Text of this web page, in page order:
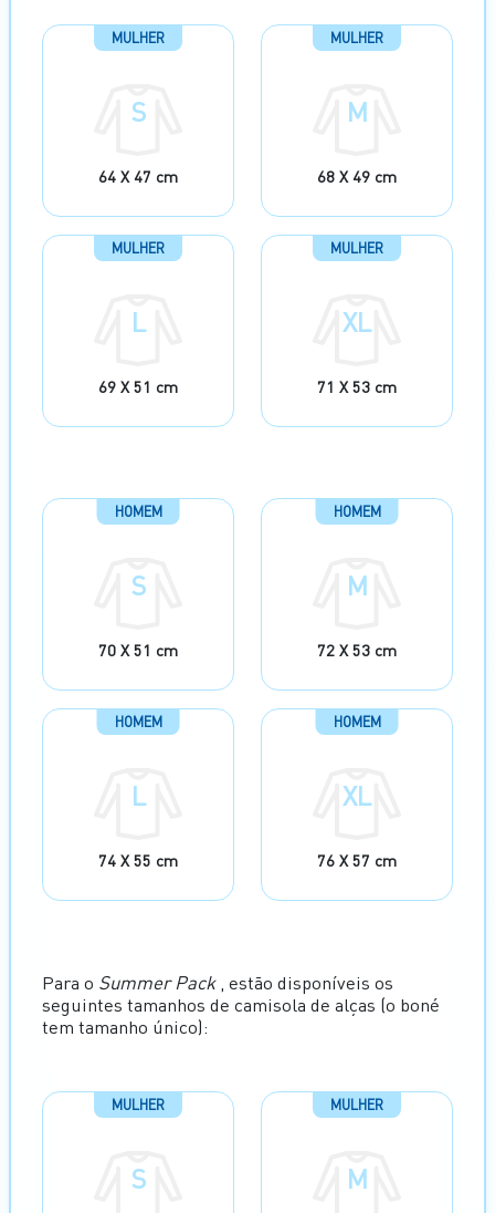
MULHER
S
64 X 47 cm
MULHER
M
68 X 49 cm
MULHER
L
69 X 51 cm
MULHER
XL
71 X 53 cm
HOMEM
S
70 X 51 cm
HOMEM
M
72 X 53 cm
HOMEM
L
74 X 55 cm
HOMEM
XL
76 X 57 cm
Para o Summer Pack , estão disponíveis os
seguintes tamanhos de camisola de alças (o boné
tem tamanho único):
MULHER
S
MULHER
M